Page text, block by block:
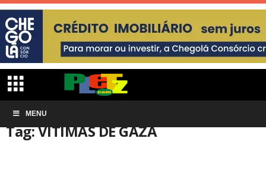
MENU
Início Tags
Tag: VÍTIMAS DE GAZA